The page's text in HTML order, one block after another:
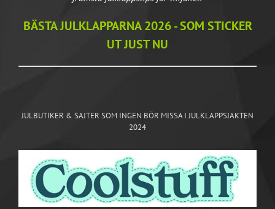
BÄSTA JULKLAPPARNA 2026 - SOM STICKER
UT JUST NU
JULBUTIKER & SAJTER SOM INGEN BÖR MISSA I JULKLAPPSJAKTEN
2024